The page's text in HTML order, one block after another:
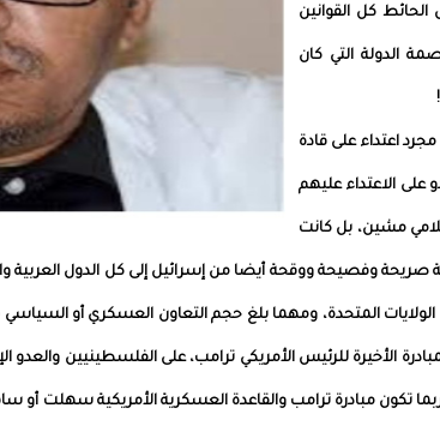
كل القوانين
الدولة التي كان
اعتداء على قادة
على الاعتداء عليهم
مشين، بل كانت
صريحة وفصيحة ووقحة أيضا من إسرائيل إلى كل الدول العربية
الولايات المتحدة، ومهما بلغ حجم التعاون العسكري أو
الأخيرة للرئيس الأمريكي ترامب، على الفلسطينيين والعدو
تكون مبادرة ترامب والقاعدة العسكرية الأمريكية سهلت